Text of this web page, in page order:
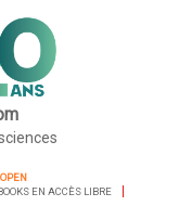
EN ACCÈS LIBRE